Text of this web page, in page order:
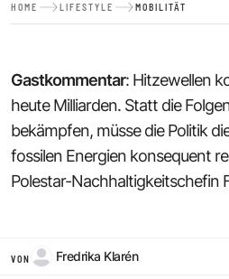
HOME LIFESTYLE MOBILITÄT
Gastkommentar: Hitzewellen
heute Milliarden. Statt die
bekämpfen, müsse die Politik
fossilen Energien konsequent
Polestar-Nachhaltigkeitschefin
VON Fredrika Klarén